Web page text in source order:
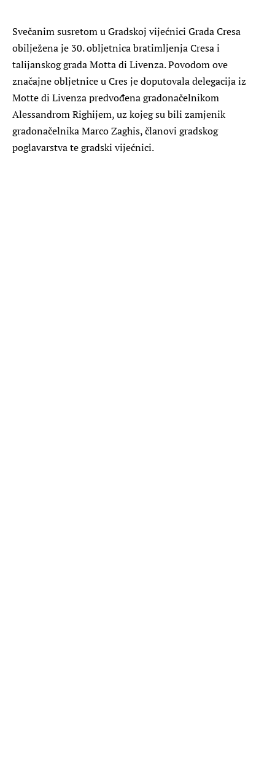
Svečanim susretom u Gradskoj vijećnici Grada Cresa
obilježena je 30. obljetnica bratimljenja Cresa i
talijanskog grada Motta di Livenza. Povodom ove
značajne obljetnice u Cres je doputovala delegacija iz
Motte di Livenza predvođena gradonačelnikom
Alessandrom Righijem, uz kojeg su bili zamjenik
gradonačelnika Marco Zaghis, članovi gradskog
poglavarstva te gradski vijećnici.